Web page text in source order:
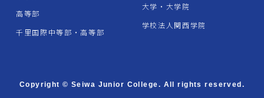
高等部
千里国際中等部・高等部
大学・大学院
学校法人関西学院
Copyright © Seiwa Junior College. All rights reserved.